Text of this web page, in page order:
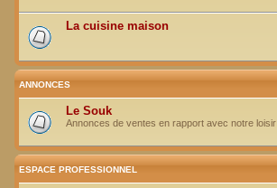
La cuisine maison
ANNONCES
Le Souk
Annonces de ventes en rapport avec notre loisir
ESPACE PROFESSIONNEL